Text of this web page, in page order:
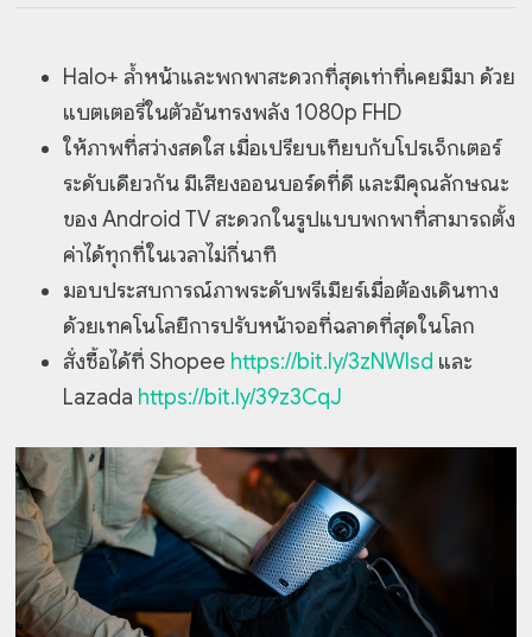
Halo+ ล้ำหน้าและพกพาสะดวกที่สุดเท่าที่เคยมีมา ด้วย
แบตเตอรี่ในตัวอันทรงพลัง 1080p FHD
ให้ภาพที่สว่างสดใส เมื่อเปรียบเทียบกับโปรเจ็กเตอร์
ระดับเดียวกัน มีเสียงออนบอร์ดที่ดี และมีคุณลักษณะ
ของ Android TV สะดวกในรูปแบบพกพาที่สามารถตั้ง
ค่าได้ทุกที่ในเวลาไม่กี่นาที
มอบประสบการณ์ภาพระดับพรีเมียร์เมื่อต้องเดินทาง
ด้วยเทคโนโลยีการปรับหน้าจอที่ฉลาดที่สุดในโลก
สั่งซื้อได้ที่ Shopee https://bit.ly/3zNWIsd และ
Lazada https://bit.ly/39z3CqJ